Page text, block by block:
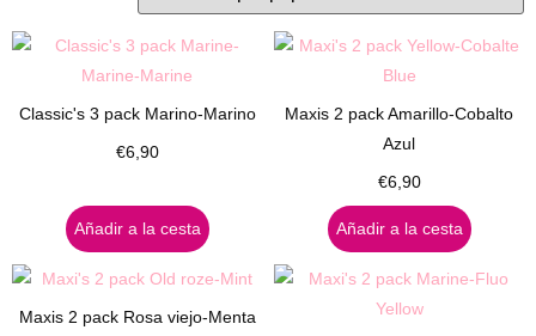
Classic's 3 pack Marino-Marino
€6,90
Añadir a la cesta
Maxis 2 pack Amarillo-Cobalto
Azul
€6,90
Añadir a la cesta
Maxis 2 pack Rosa viejo-Menta